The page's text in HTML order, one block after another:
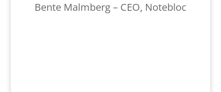
Bente Malmberg – CEO, Notebloc